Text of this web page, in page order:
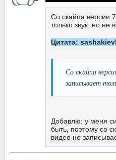
Со скайпа версии
только звук, но не
Цитата:
Со скайпа
записывает
Добавлю: у меня
быть, поэтому со
видео не